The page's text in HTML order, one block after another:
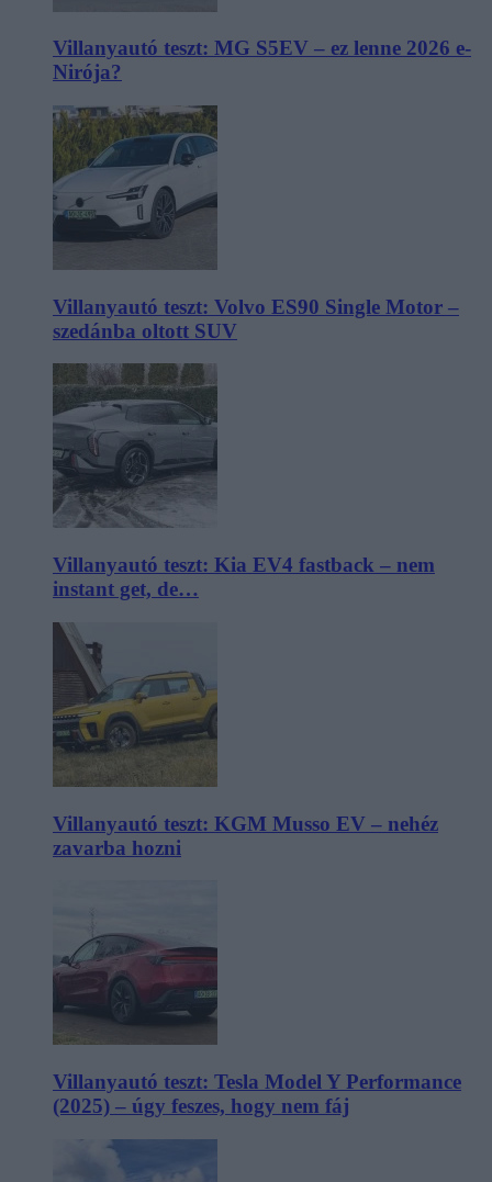
Villanyautó teszt: MG S5EV – ez lenne 2026 e-
Nirója?
Villanyautó teszt: Volvo ES90 Single Motor –
szedánba oltott SUV
Villanyautó teszt: Kia EV4 fastback – nem
instant get, de…
Villanyautó teszt: KGM Musso EV – nehéz
zavarba hozni
Villanyautó teszt: Tesla Model Y Performance
(2025) – úgy feszes, hogy nem fáj